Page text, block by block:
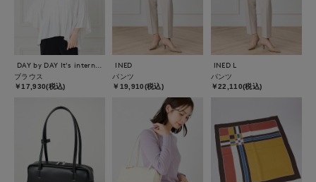
ブラウス
￥17,930(税込)
INED
パンツ
￥19,910(税込)
INED L
パンツ
￥22,110(税込)